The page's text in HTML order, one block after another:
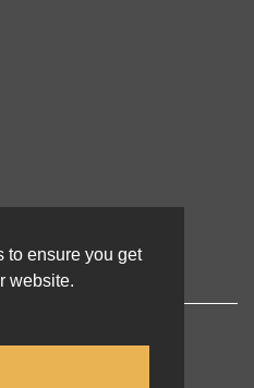
to ensure you get
website.